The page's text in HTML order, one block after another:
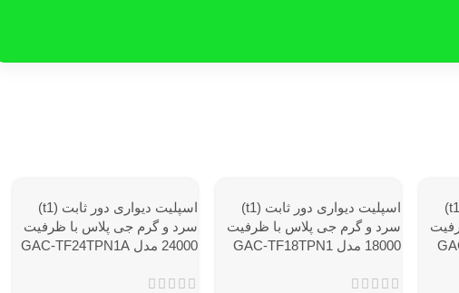
اسپلیت دیواری دور ثابت (t1)
اسپلیت دیواری دور ثابت (t1)
سرد و گرم جی پلاس با ظرفیت
18000 مدل GAC-TF18TPN1
اسپلیت دیواری دور ثابت (t1)
سرد و گرم جی پلاس با ظرفیت
24000 مدل GAC-TF24TPN1A